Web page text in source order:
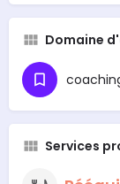
Domaine
Services